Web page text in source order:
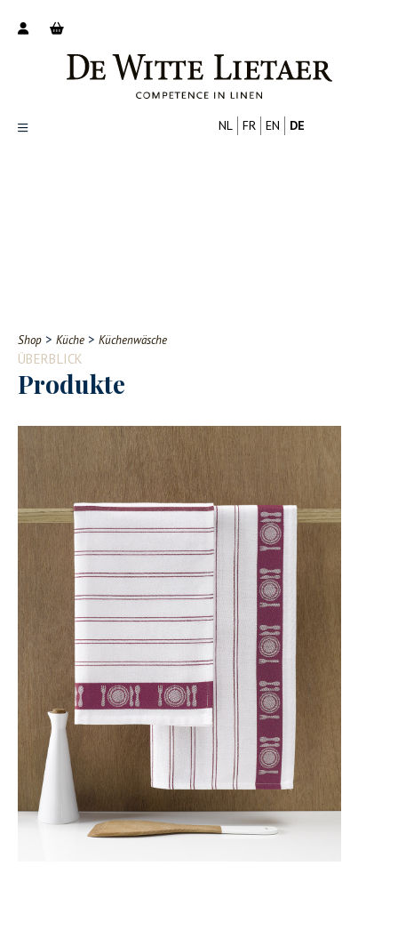
Contact
NL FR EN DE
Shop > Küche > Küchenwäsche
ÜBERBLICK
Produkte